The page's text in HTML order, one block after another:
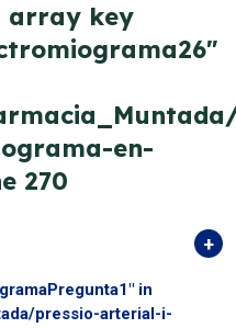
array key
en-
270
in
pressio-arterial-i-